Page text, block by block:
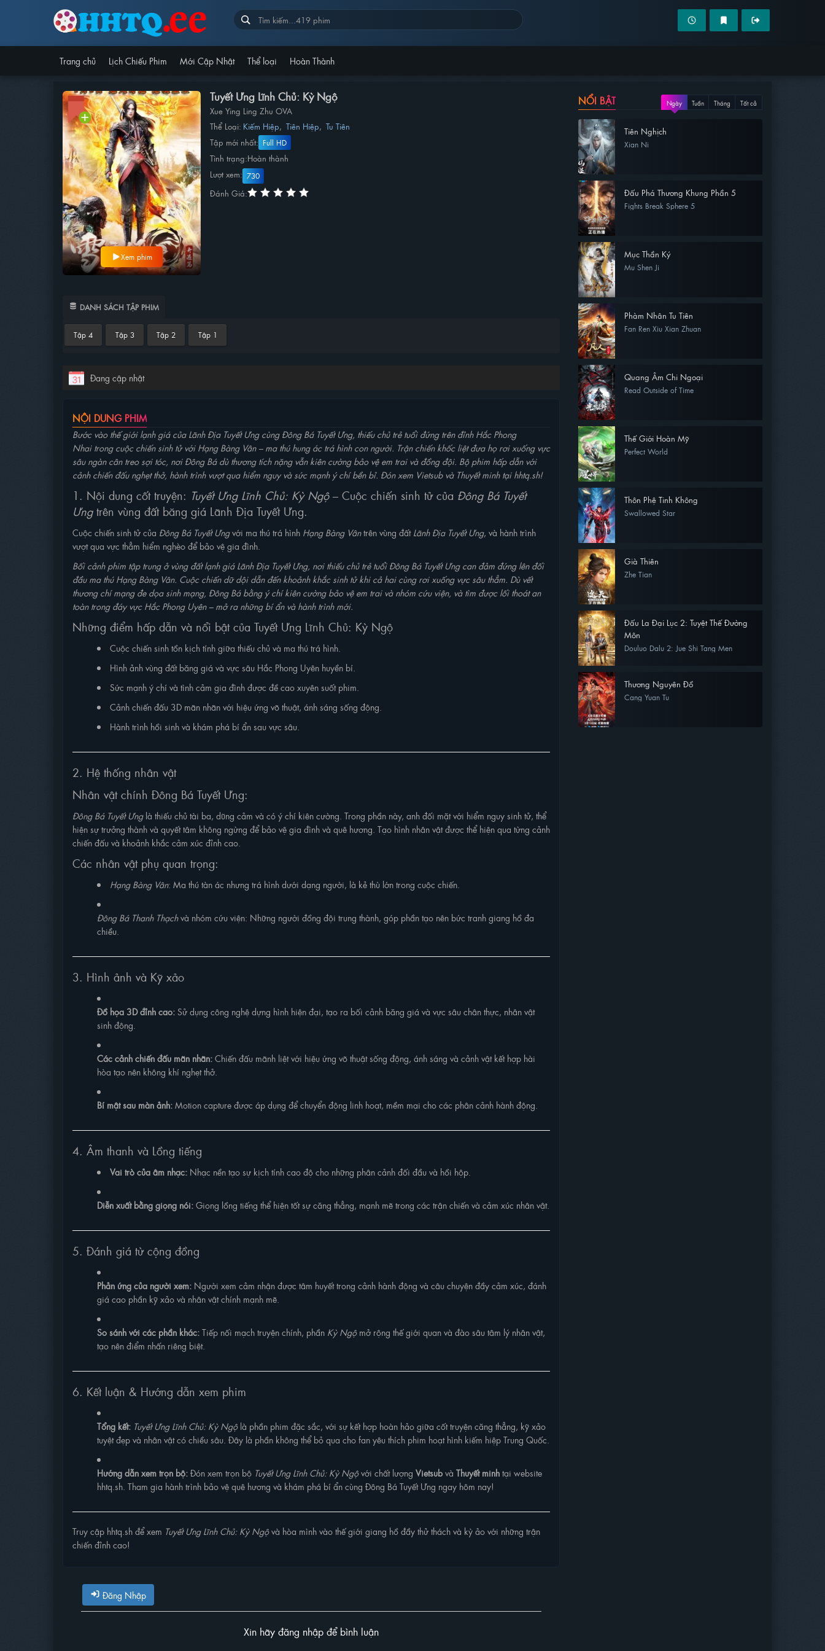
Trang chủ Lịch Chiếu Phim Mới Cập Nhật Thể loại Hoàn Thành
Xem phim
Tuyết Ưng Lĩnh Chủ: Kỳ Ngộ
Xue Ying Ling Zhu OVA
Thể Loại: Kiếm Hiệp, Tiên Hiệp, Tu Tiên
Tập mới nhất: Full HD
Tình trạng:Hoàn thành
Lượt xem: 730
Đánh Giá:
DANH SÁCH TẬP PHIM
Tập 4 Tập 3 Tập 2 Tập 1
Đang cập nhật
NỘI DUNG PHIM
Bước vào thế giới lạnh giá của Lãnh Địa Tuyết Ưng cùng Đông Bá Tuyết Ưng, thiếu chủ trẻ tuổi đứng trên đỉnh Hắc Phong
Nhai trong cuộc chiến sinh tử với Hạng Bàng Vân – ma thú hung ác trá hình con người. Trận chiến khốc liệt đưa họ rơi xuống vực
sâu ngàn cân treo sợi tóc, nơi Đông Bá dù thương tích nặng vẫn kiên cường bảo vệ em trai và đồng đội. Bộ phim hấp dẫn với
cảnh chiến đấu nghẹt thở, hành trình vượt qua hiểm nguy và sức mạnh ý chí bền bỉ. Đón xem Vietsub và Thuyết minh tại hhtq.sh!
1. Nội dung cốt truyện: Tuyết Ưng Lĩnh Chủ: Kỳ Ngộ– Cuộc chiến sinh tử của Đông Bá Tuyết
Ưngtrên vùng đất băng giá Lãnh Địa Tuyết Ưng.
Cuộc chiến sinh tử của Đông Bá Tuyết Ưngvới ma thú trá hình Hạng Bàng Vântrên vùng đấtLãnh Địa Tuyết Ưng, và hành trình
vượt qua vực thẳm hiểm nghèo để bảo vệ gia đình.
Bối cảnh phim tập trung ở vùng đất lạnh giá Lãnh Địa Tuyết Ưng, nơi thiếu chủ trẻ tuổi Đông Bá Tuyết Ưng can đảm đứng lên đối
đầu ma thú Hạng Bàng Vân. Cuộc chiến dữ dội dẫn đến khoảnh khắc sinh tử khi cả hai cùng rơi xuống vực sâu thẳm. Dù vết
thương chí mạng đe dọa sinh mạng, Đông Bá bằng ý chí kiên cường bảo vệ em trai và nhóm cứu viện, và tìm được lối thoát an
toàn trong đáy vực Hắc Phong Uyên – mở ra những bí ẩn và hành trình mới.
Những điểm hấp dẫn và nổi bật của Tuyết Ưng Lĩnh Chủ: Kỳ Ngộ
Cuộc chiến sinh tồn kịch tính giữa thiếu chủ và ma thú trá hình.
Hình ảnh vùng đất băng giá và vực sâu Hắc Phong Uyên huyền bí.
Sức mạnh ý chí và tình cảm gia đình được đề cao xuyên suốt phim.
Cảnh chiến đấu 3D mãn nhãn với hiệu ứng võ thuật, ánh sáng sống động.
Hành trình hồi sinh và khám phá bí ẩn sau vực sâu.
2. Hệ thống nhân vật
Nhân vật chính Đông Bá Tuyết Ưng:
Đông Bá Tuyết Ưnglà thiếu chủ tài ba, dũng cảm và có ý chí kiên cường. Trong phần này, anh đối mặt với hiểm nguy sinh tử, thể
hiện sự trưởng thành và quyết tâm không ngừng để bảo vệ gia đình và quê hương. Tạo hình nhân vật được thể hiện qua từng cảnh
chiến đấu và khoảnh khắc cảm xúc đỉnh cao.
Các nhân vật phụ quan trọng:
Hạng Bàng Vân: Ma thú tàn ác nhưng trá hình dưới dạng người, là kẻ thù lớn trong cuộc chiến.
Đông Bá Thanh Thạchvà nhóm cứu viện: Những người đồng đội trung thành, góp phần tạo nên bức tranh giang hồ đa
chiều.
3. Hình ảnh và Kỹ xảo
Đồ họa 3D đỉnh cao:Sử dụng công nghệ dựng hình hiện đại, tạo ra bối cảnh băng giá và vực sâu chân thực, nhân vật
sinh động.
Các cảnh chiến đấu mãn nhãn:Chiến đấu mãnh liệt với hiệu ứng võ thuật sống động, ánh sáng và cảnh vật kết hợp hài
hòa tạo nên không khí nghẹt thở.
Bí mật sau màn ảnh:Motion capture được áp dụng để chuyển động linh hoạt, mềm mại cho các phân cảnh hành động.
4. Âm thanh và Lồng tiếng
Vai trò của âm nhạc: Nhạc nền tạo sự kịch tính cao độ cho những phân cảnh đối đầu và hồi hộp.
Diễn xuất bằng giọng nói:Giọng lồng tiếng thể hiện tốt sự căng thẳng, mạnh mẽ trong các trận chiến và cảm xúc nhân vật.
5. Đánh giá từ cộng đồng
Phản ứng của người xem: Người xem cảm nhận được tâm huyết trong cảnh hành động và câu chuyện đầy cảm xúc, đánh
giá cao phần kỹ xảo và nhân vật chính mạnh mẽ.
So sánh với các phần khác:Tiếp nối mạch truyện chính, phần Kỳ Ngộmở rộng thế giới quan và đào sâu tâm lý nhân vật,
tạo nên điểm nhấn riêng biệt.
6. Kết luận & Hướng dẫn xem phim
Tổng kết: Tuyết Ưng Lĩnh Chủ: Kỳ Ngộlà phần phim đặc sắc, với sự kết hợp hoàn hảo giữa cốt truyện căng thẳng, kỹ xảo
tuyệt đẹp và nhân vật có chiều sâu. Đây là phần không thể bỏ qua cho fan yêu thích phim hoạt hình kiếm hiệp Trung Quốc.
Hướng dẫn xem trọn bộ:Đón xem trọn bộ Tuyết Ưng Lĩnh Chủ: Kỳ Ngộvới chất lượng Vietsubvà Thuyết minhtại website
hhtq.sh. Tham gia hành trình bảo vệ quê hương và khám phá bí ẩn cùng Đông Bá Tuyết Ưng ngay hôm nay!
Truy cập hhtq.sh để xem Tuyết Ưng Lĩnh Chủ: Kỳ Ngộvà hòa mình vào thế giới giang hồ đầy thử thách và kỳ ảo với những trận
chiến đỉnh cao!
Đăng Nhập
Xin hãy đăng nhập để bình luận
NỔI BẬT Ngày Tuần Tháng Tất cả
Tiên Nghịch
Xian Ni
Đấu Phá Thương Khung Phần 5
Fights Break Sphere 5
Mục Thần Ký
Mu Shen Ji
Phàm Nhân Tu Tiên
Fan Ren Xiu Xian Zhuan
Quang Âm Chi Ngoại
Read Outside of Time
Thế Giới Hoàn Mỹ
Perfect World
Thôn Phệ Tinh Không
Swallowed Star
Già Thiên
Zhe Tian
Đấu La Đại Lục 2: Tuyệt Thế Đường
Môn
Douluo Dalu 2: Jue Shi Tang Men
Thương Nguyên Đồ
Cang Yuan Tu